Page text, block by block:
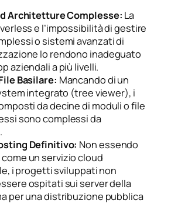
Architetture Complesse: La
e l’impossibilità di gestire
o sistemi avanzati di
lo rendono inadeguato
aziendali a più livelli.
Basilare: Mancando di un
integrato (tree viewer), i
da decine di moduli o file
sono complessi da
Definitivo: Non essendo
un servizio cloud
i progetti sviluppati non
ospitati sui server della
per una distribuzione pubblica